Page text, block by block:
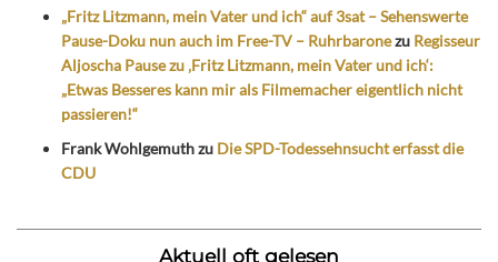
„Fritz Litzmann, mein Vater und ich“ auf 3sat – Sehenswerte
Pause-Doku nun auch im Free-TV – Ruhrbaronezu Regisseur
Aljoscha Pause zu ‚Fritz Litzmann, mein Vater und ich‘:
„Etwas Besseres kann mir als Filmemacher eigentlich nicht
passieren!“
Frank Wohlgemuthzu Die SPD-Todessehnsucht erfasst die
CDU
Aktuell oft gelesen